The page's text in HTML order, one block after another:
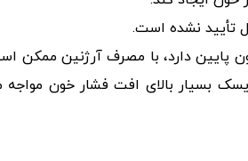
تأیید نشده است.
پایین دارد، با مصرف آرژنین ممکن
بسیار بالای افت فشار خون